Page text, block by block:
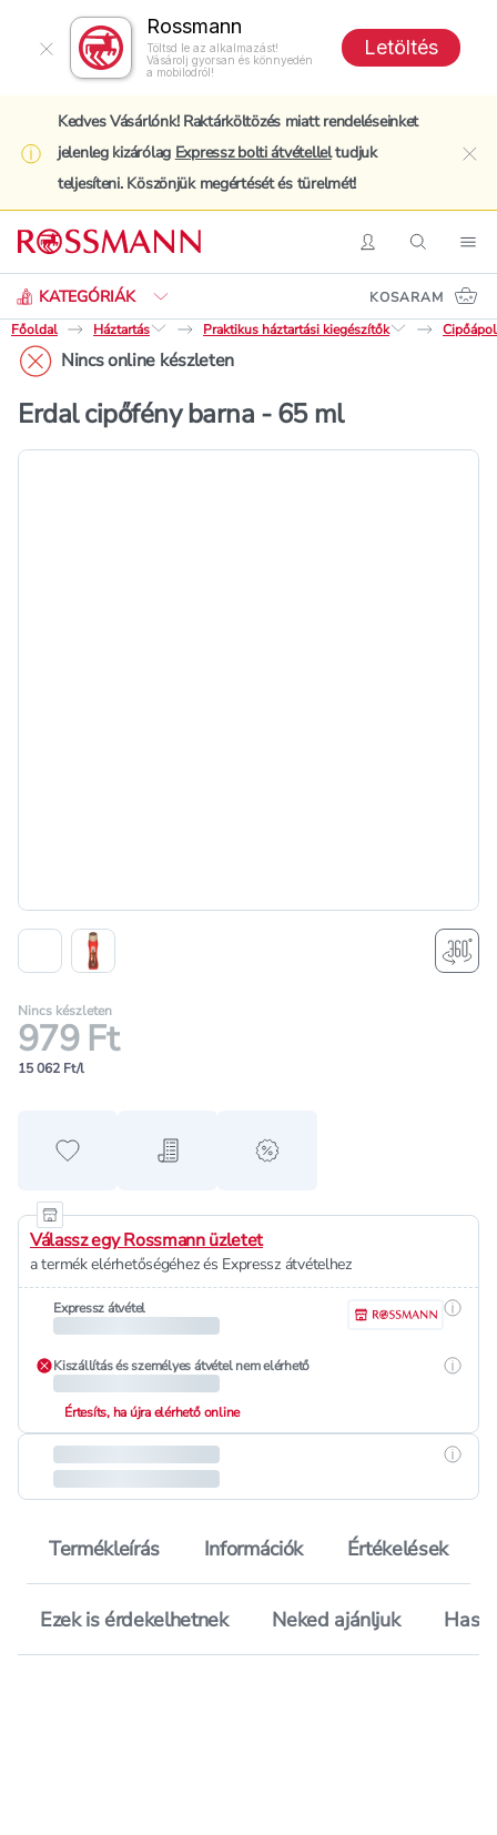
Rossmann
Töltsd le az alkalmazást!
Vásárolj gyorsan és könnyedén
a mobilodról!
Letöltés
Kedves Vásárlónk! Raktárköltözés miatt rendeléseinket
jelenleg kizárólag Expressz bolti átvételleltudjuk
teljesíteni. Köszönjük megértését és türelmét!
BelépésKeresés
KATEGÓRIÁK
Keresés
KOSARAM
Főoldal
Háztartás Praktikus háztartási kiegészítők
Nincs online készleten
Erdal cipőfény barna - 65 ml
Nincs készleten
979 Ft
15 062 Ft/l
Hozzáadás a kedvencekhez
Hozzáadás a bevásárló listához
alert when on sale
Válassz egy Rossmann üzletet
a termék elérhetőségéhez és Expressz átvételhez
Expressz átvétel
Kiszállítás és személyes átvétel nem elérhető
Értesíts, ha újra elérhető online
Termékleírás Információk Értékelések
Ezek is érdekelhetnek Neked ajánljuk